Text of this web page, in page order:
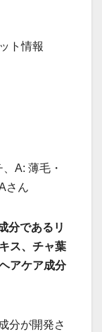
ト情報
A: 薄毛・
さん
分であるリ
ス、チャ葉
アケア成分
分が開発さ